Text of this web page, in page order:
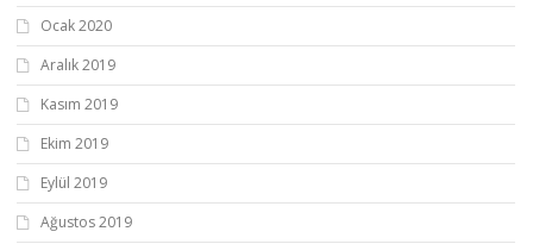
Ocak 2020
Aralık 2019
Kasım 2019
Ekim 2019
Eylül 2019
Ağustos 2019